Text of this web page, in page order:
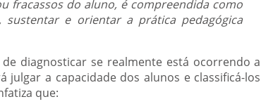
fracassos do aluno, é compreendida como
e orientar a prática pedagógica
diagnosticar se realmente está ocorrendo a
a capacidade dos alunos e classificá-los
que: